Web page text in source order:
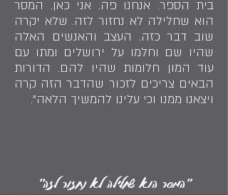
בית הספר. אנחנו פה. אני כאן. המסר
הוא שחלילה לא נחזור לזה. שלא יקרה
שוב דבר כזה. העצב והאנשים האלה
שהיו שם וחלמו על ירושלים ומתו עם
עוד המון חלומות שהיו להם. הדורות
הבאים צריכים לזכור שהדבר הזה קרה
ויצאנו ממנו וכי עלינו להמשיך הלאה".
"המסר הוא שחלילה לא נחזור לזה"